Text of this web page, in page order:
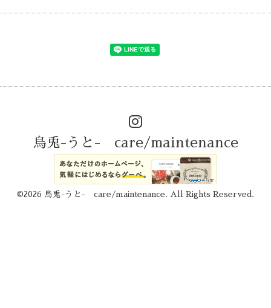
烏兎-うと- care/maintenance
©2026 烏兎-うと- care/maintenance . All Rights Reserved.